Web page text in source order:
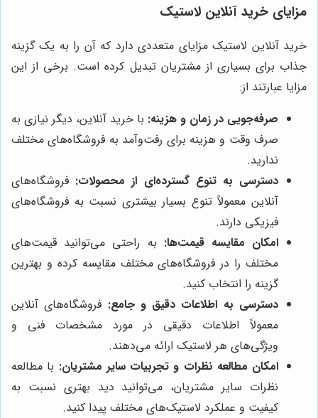
مزایای خرید آنلاین لاستیک
خرید آنلاین لاستیک مزایای متعددی دارد که آن را به یک گزینه
جذاب برای بسیاری از مشتریان تبدیل کرده است. برخی از این
مزایا عبارتند از:
صرفه‌جویی در زمان و هزینه: با خرید آنلاین، دیگر نیازی به
صرف وقت و هزینه برای رفت‌وآمد به فروشگاه‌های مختلف
ندارید.
دسترسی به تنوع گسترده‌ای از محصولات: فروشگاه‌های
آنلاین معمولاً تنوع بسیار بیشتری نسبت به فروشگاه‌های
فیزیکی دارند.
امکان مقایسه قیمت‌ها: به راحتی می‌توانید قیمت‌های
مختلف را در فروشگاه‌های مختلف مقایسه کرده و بهترین
گزینه را انتخاب کنید.
دسترسی به اطلاعات دقیق و جامع: فروشگاه‌های آنلاین
معمولاً اطلاعات دقیقی در مورد مشخصات فنی و
ویژگی‌های هر لاستیک ارائه می‌دهند.
امکان مطالعه نظرات و تجربیات سایر مشتریان: با مطالعه
نظرات سایر مشتریان، می‌توانید دید بهتری نسبت به
کیفیت و عملکرد لاستیک‌های مختلف پیدا کنید.